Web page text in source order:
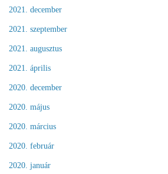
2021. december
2021. szeptember
2021. augusztus
2021. április
2020. december
2020. május
2020. március
2020. február
2020. január